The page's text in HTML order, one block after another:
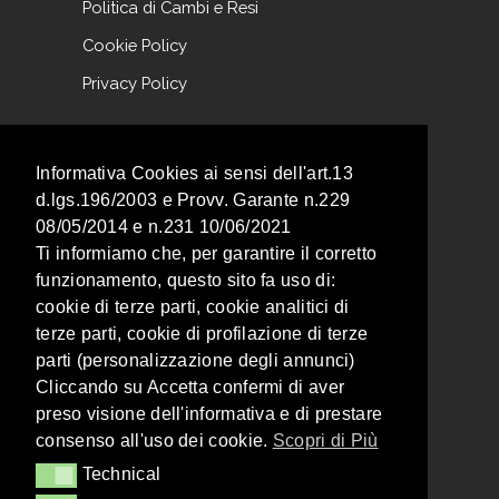
Informativa Cookies ai sensi dell'art.13
d.lgs.196/2003 e Provv. Garante n.229
08/05/2014 e n.231 10/06/2021
Ti informiamo che, per garantire il corretto
funzionamento, questo sito fa uso di:
cookie di terze parti, cookie analitici di
terze parti, cookie di profilazione di terze
parti (personalizzazione degli annunci)
Cliccando su Accetta confermi di aver
preso visione dell'informativa e di prestare
consenso all'uso dei cookie. Scopri di Più
TechnicalTechnical
Politica di Cambi e Resi
Cookie Policy
Privacy Policy
NEWSLETTER
Iscriviti alla nostra newsletter per non
perderti nessuna promozione!
Acconsento al Trattamento dei miei dati descritto nellaPrivacy Policy.